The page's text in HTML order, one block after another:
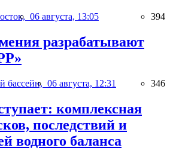
06 августа, 13:05 394
разрабатывают
бассейн, 06 августа, 12:31 346
комплексная
последствий и
водного баланса